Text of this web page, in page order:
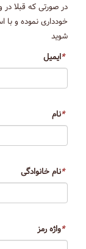
در صورتی که قبلا
خودداری نموده و با
شوید
*ایمیل
*نام
*نام خانوادگی
*واژه رمز